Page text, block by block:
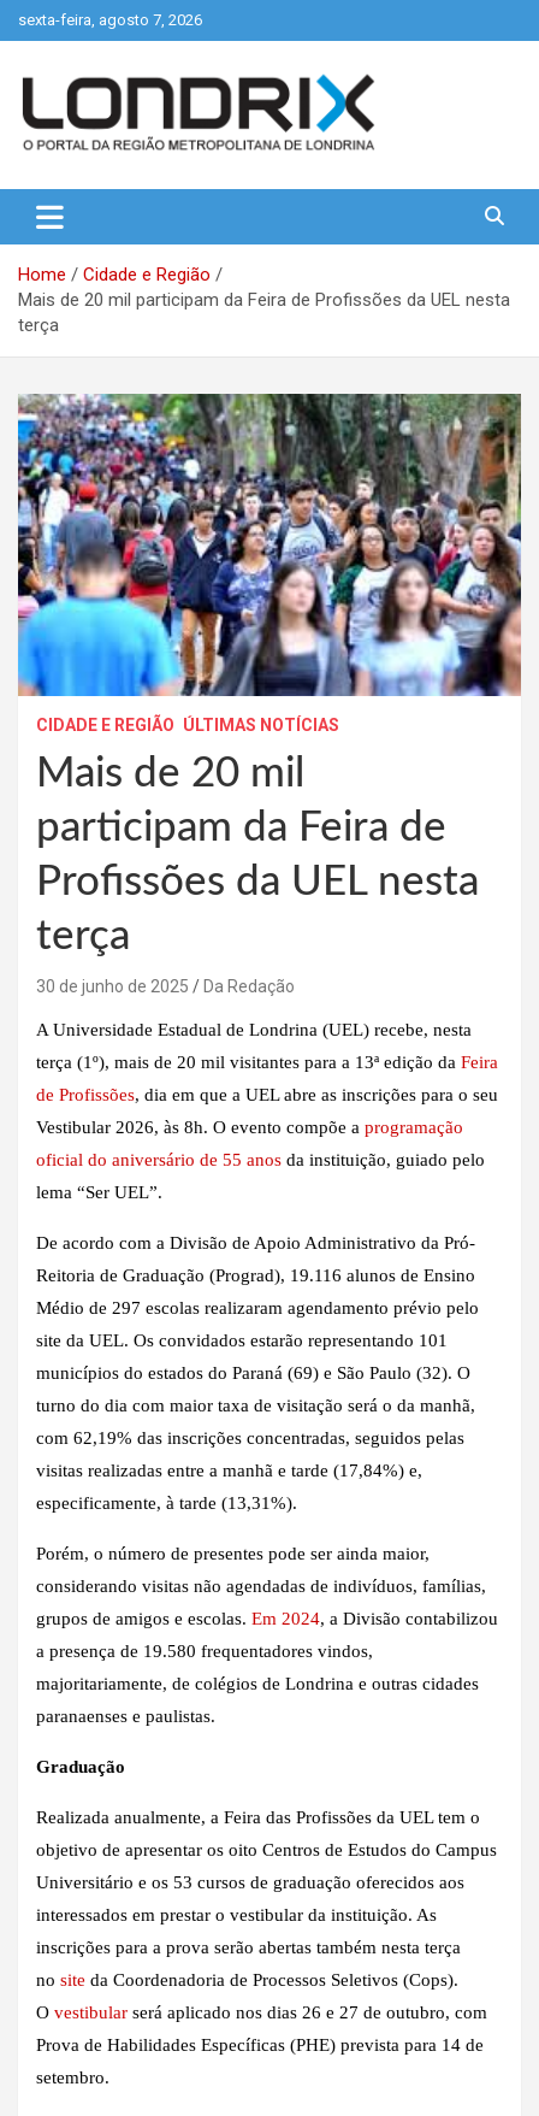
to
sexta-feira, agosto 7, 2026
Londrix
Home
Cidade e Região
Mais de 20 mil participam da Feira de Profissões da UEL nesta
terça
CIDADE E REGIÃO ÚLTIMAS NOTÍCIAS
Mais de 20 mil
participam da Feira de
Profissões da UEL nesta
terça
30 de junho de 2025 Da Redação
A Universidade Estadual de Londrina (UEL) recebe, nesta
terça (1º), mais de 20 mil visitantes para a 13ª edição da Feira
de Profissões, dia em que a UEL abre as inscrições para o seu
Vestibular 2026, às 8h. O evento compõe a programação
oficial do aniversário de 55 anos da instituição, guiado pelo
lema “Ser UEL”.
De acordo com a Divisão de Apoio Administrativo da Pró-
Reitoria de Graduação (Prograd), 19.116 alunos de Ensino
Médio de 297 escolas realizaram agendamento prévio pelo
site da UEL. Os convidados estarão representando 101
municípios do estados do Paraná (69) e São Paulo (32). O
turno do dia com maior taxa de visitação será o da manhã,
com 62,19% das inscrições concentradas, seguidos pelas
visitas realizadas entre a manhã e tarde (17,84%) e,
especificamente, à tarde (13,31%).
Porém, o número de presentes pode ser ainda maior,
considerando visitas não agendadas de indivíduos, famílias,
grupos de amigos e escolas. Em 2024, a Divisão contabilizou
a presença de 19.580 frequentadores vindos,
majoritariamente, de colégios de Londrina e outras cidades
paranaenses e paulistas.
Graduação
Realizada anualmente, a Feira das Profissões da UEL tem o
objetivo de apresentar os oito Centros de Estudos do Campus
Universitário e os 53 cursos de graduação oferecidos aos
interessados em prestar o vestibular da instituição. As
inscrições para a prova serão abertas também nesta terça
no site da Coordenadoria de Processos Seletivos (Cops).
O vestibular será aplicado nos dias 26 e 27 de outubro, com
Prova de Habilidades Específicas (PHE) prevista para 14 de
setembro.